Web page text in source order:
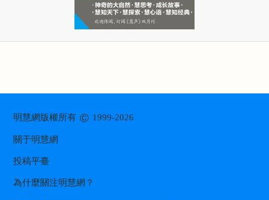
明慧網版權所有© 1999-2026
關于明慧網
投稿平臺
為什麼關注明慧網？